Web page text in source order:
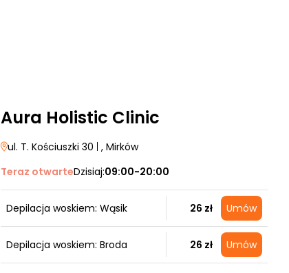
Aura Holistic Clinic
ul. T. Kościuszki 30 | , Mirków
Teraz otwarteDzisiaj:09:00-20:00
Depilacja woskiem: Wąsik 26 zł Umów
Depilacja woskiem: Broda 26 zł Umów